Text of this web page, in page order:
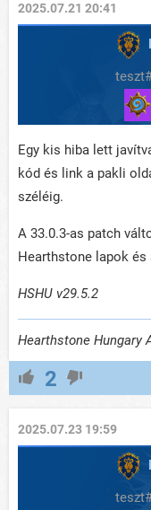
2025.07.21 20:41
Egy kis hiba lett
kód és link a pakli
széléig.
A 33.0.3-as patch
Hearthstone lapok és
HSHU v29.5.2
Hearthstone Hungary
2
2025.07.23 19:59